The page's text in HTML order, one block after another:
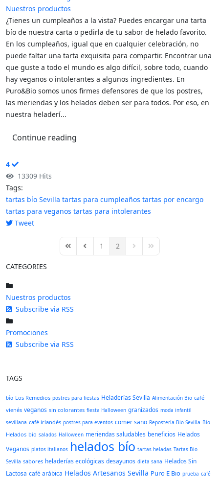
Nuestros productos
¿Tienes un cumpleaños a la vista? Puedes encargar una tarta
bío de nuestra carta o pedirla de tu sabor de helado favorito.
En los cumpleaños, igual que en cualquier celebración, no
puede faltar una tarta exquisita para compartir. Encontrar una
que guste a todo el mundo es algo difícil, sobre todo, cuando
hay veganos o intolerantes a algunos ingredientes. En
Puro&Bio somos unos firmes defensores de que los postres,
las meriendas y los helados deben ser para todos. Por eso, en
nuestra heladerí...
Continue reading
4
13309 Hits
Tags:
tartas bío Sevilla tartas para cumpleaños tartas por encargo
tartas para veganos tartas para intolerantes
Tweet
First PagePrevious Page
1 2 Next PageLast Page
CATEGORIES
Nuestros productos
Subscribe via RSS
Promociones
Subscribe via RSS
TAGS
bío Los Remedios postres para fiestas Heladerías Sevilla Alimentación Bio café
vienés veganos sin colorantes fiesta Halloween granizados moda infantil
sevillana café irlandés postres para eventos comer sano Repostería Bio Sevilla Bio
Helados bio salados Halloween meriendas saludables beneficios Helados
Veganos platos italianos helados bío tartas heladas Tartas Bio
Sevilla sabores heladerías ecológicas desayunos dieta sana Helados Sin
Lactosa café arábica Helados Artesanos Sevilla Puro E Bio prueba café